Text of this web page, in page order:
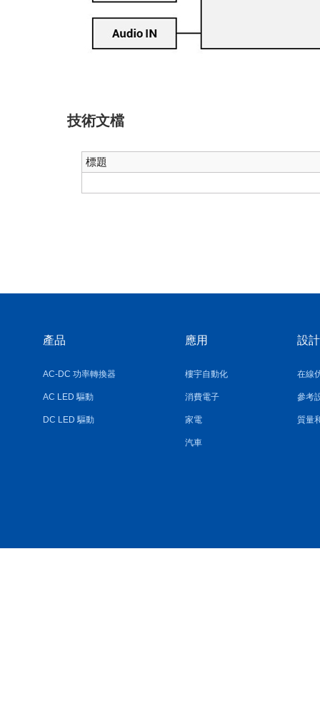
技術文檔
標題
產品
AC-DC 功率轉換器
AC LED 驅動
DC LED 驅動
應用
樓宇自動化
消費電子
家電
汽車
設
在線
參考
質量